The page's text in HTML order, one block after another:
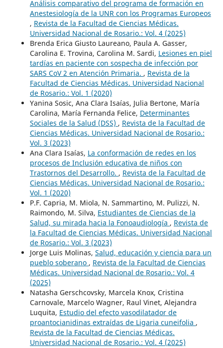
Análisis comparativo del programa de formación en
Anestesiología de la UNR con los Programas Europeos
, Revista de la Facultad de Ciencias Médicas.
Universidad Nacional de Rosario.: Vol. 4 (2025)
Brenda Erica Giusto Laureano, Paula A. Gasser,
Carolina E. Trovina, Carolina M. Sardi, Lesiones en piel
tardías en paciente con sospecha de infección por
SARS CoV 2 en Atención Primaria. , Revista de la
Facultad de Ciencias Médicas. Universidad Nacional
de Rosario.: Vol. 1 (2020)
Yanina Sosic, Ana Clara Isaías, Julia Bertone, María
Carolina, María Fernanda Felice, Determinantes
Sociales de la Salud (DSS) , Revista de la Facultad de
Ciencias Médicas. Universidad Nacional de Rosario.:
Vol. 3 (2023)
Ana Clara Isaías, La conformación de redes en los
procesos de Inclusión educativa de niños con
Trastornos del Desarrollo. , Revista de la Facultad de
Ciencias Médicas. Universidad Nacional de Rosario.:
Vol. 1 (2020)
P.F. Capria, M. Miola, N. Sammartino, M. Pulizzi, N.
Raimondo, M. Silva, Estudiantes de Ciencias de la
Salud, su mirada hacia la Fonoaudiología , Revista de
la Facultad de Ciencias Médicas. Universidad Nacional
de Rosario.: Vol. 3 (2023)
Jorge Luis Molinas, Salud, educación y ciencia para un
pueblo soberano , Revista de la Facultad de Ciencias
Médicas. Universidad Nacional de Rosario.: Vol. 4
(2025)
Natasha Gerschcovsky, Marcela Knox, Cristina
Carnovale, Marcelo Wagner, Raul Vinet, Alejandra
Luquita, Estudio del efecto vasodilatador de
proantocianidinas extraídas de Ligaria cuneifolia ,
Revista de la Facultad de Ciencias Médicas.
Universidad Nacional de Rosario.: Vol. 4 (2025)